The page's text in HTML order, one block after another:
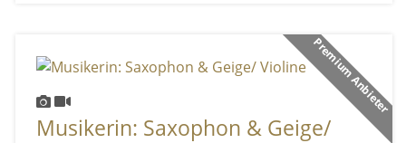
Premium Anbieter
Musikerin: Saxophon & Geige/